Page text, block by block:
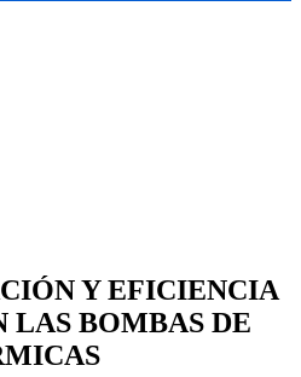
Y EFICIENCIA
LAS BOMBAS DE